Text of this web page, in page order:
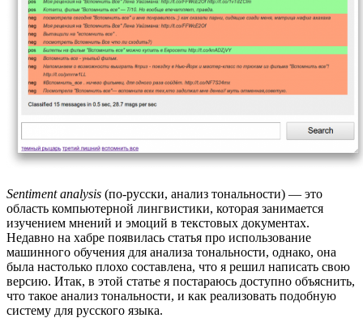
Sentiment analysis (по-русски, анализ тональности) — это
область компьютерной лингвистики, которая занимается
изучением мнений и эмоций в текстовых документах.
Недавно на хабре появилась статья про использование
машинного обучения для анализа тональности, однако, она
была настолько плохо составлена, что я решил написать свою
версию. Итак, в этой статье я постараюсь доступно объяснить,
что такое анализ тональности, и как реализовать подобную
систему для русского языка.